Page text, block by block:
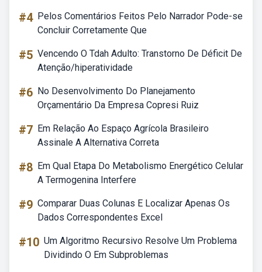
#4 Pelos Comentários Feitos Pelo Narrador Pode-se
Concluir Corretamente Que
#5 Vencendo O Tdah Adulto: Transtorno De Déficit De
Atenção/hiperatividade
#6 No Desenvolvimento Do Planejamento
Orçamentário Da Empresa Copresi Ruiz
#7 Em Relação Ao Espaço Agrícola Brasileiro
Assinale A Alternativa Correta
#8 Em Qual Etapa Do Metabolismo Energético Celular
A Termogenina Interfere
#9 Comparar Duas Colunas E Localizar Apenas Os
Dados Correspondentes Excel
#10 Um Algoritmo Recursivo Resolve Um Problema
Dividindo O Em Subproblemas